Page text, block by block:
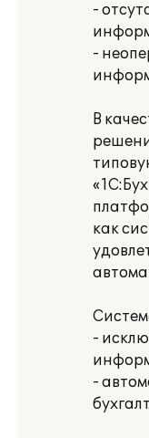
-
-
В
как
-
-